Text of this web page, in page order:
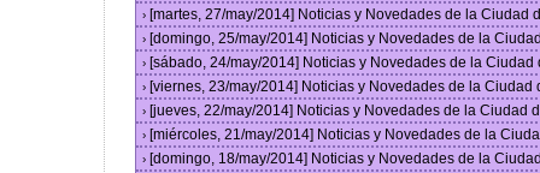
› [martes, 27/may/2014] Noticias y Novedades de la Ciudad
› [domingo, 25/may/2014] Noticias y Novedades de la
› [sábado, 24/may/2014] Noticias y Novedades de la
› [viernes, 23/may/2014] Noticias y Novedades de la
› [jueves, 22/may/2014] Noticias y Novedades de la Ciudad
› [miércoles, 21/may/2014] Noticias y Novedades de la
› [domingo, 18/may/2014] Noticias y Novedades de la